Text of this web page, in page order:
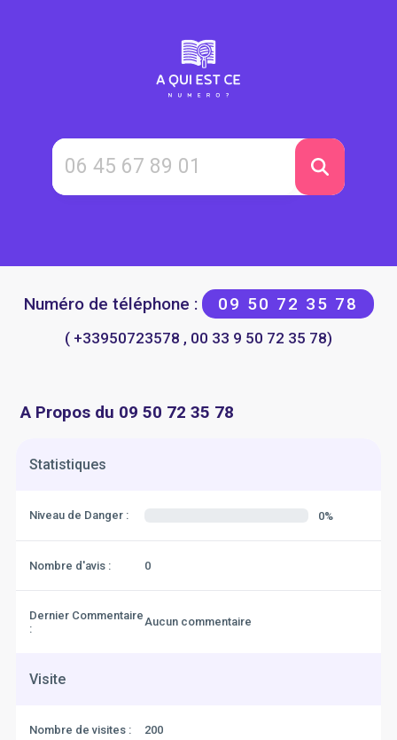
Numéro de téléphone : 09 50 72 35 78
( +33950723578 , 00 33 9 50 72 35 78)
A Propos du 09 50 72 35 78
Statistiques
Niveau de Danger : 0%
Nombre d'avis : 0
Dernier Commentaire
:
Aucun commentaire
Visite
Nombre de visites : 200